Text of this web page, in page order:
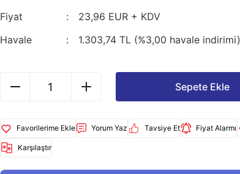
Fiyat
23,96 EUR + KDV
Havale
1.303,74 TL (%3,00 havale indirimi)
Sepete Ekle
Yorum Yaz Tavsiye Et Fiyat Alarmı
Karşılaştır